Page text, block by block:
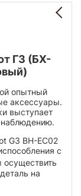
Г3 (БХ-
опытный
аксессуары.
выступает
наблюдению.
G3 BH-EC02
с
осуществить
на